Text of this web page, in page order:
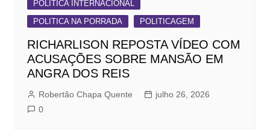
POLITICA INTERNACIONAL
POLITICA NA PORRADA
POLITICAGEM
RICHARLISON REPOSTA VÍDEO COM
ACUSAÇÕES SOBRE MANSÃO EM
ANGRA DOS REIS
Robertão Chapa Quente
julho 26, 2026
0